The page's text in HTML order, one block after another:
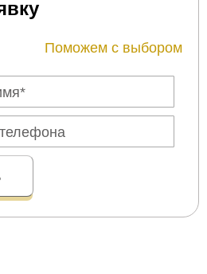
Поможем с выбором